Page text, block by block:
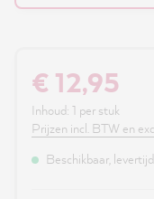
€ 12,95
Inhoud: 1 per stuk
Prijzen incl. BTW en
Beschikbaar,